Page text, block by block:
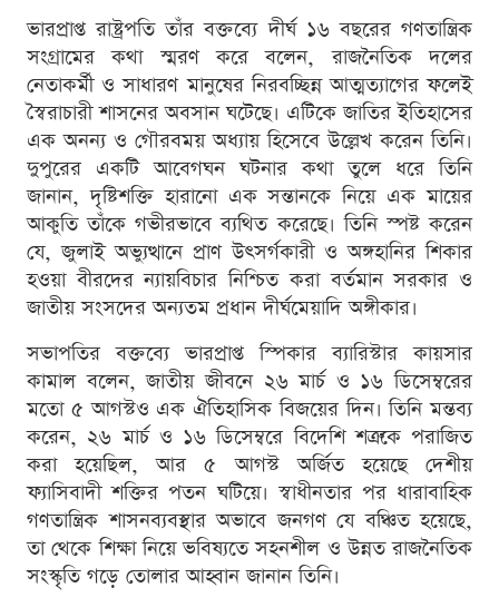
ভারপ্রাপ্ত রাষ্ট্রপতি তাঁর বক্তব্যে দীর্ঘ ১৬ বছরের গণতান্ত্রিক
সংগ্রামের কথা স্মরণ করে বলেন, রাজনৈতিক দলের
নেতাকর্মী ও সাধারণ মানুষের নিরবচ্ছিন্ন আত্মত্যাগের ফলেই
স্বৈরাচারী শাসনের অবসান ঘটেছে। এটিকে জাতির ইতিহাসের
এক অনন্য ও গৌরবময় অধ্যায় হিসেবে উল্লেখ করেন তিনি।
দুপুরের একটি আবেগঘন ঘটনার কথা তুলে ধরে তিনি
জানান, দৃষ্টিশক্তি হারানো এক সন্তানকে নিয়ে এক মায়ের
আকুতি তাঁকে গভীরভাবে ব্যথিত করেছে। তিনি স্পষ্ট করেন
যে, জুলাই অভ্যুত্থানে প্রাণ উৎসর্গকারী ও অঙ্গহানির শিকার
হওয়া বীরদের ন্যায়বিচার নিশ্চিত করা বর্তমান সরকার ও
জাতীয় সংসদের অন্যতম প্রধান দীর্ঘমেয়াদি অঙ্গীকার।
সভাপতির বক্তব্যে ভারপ্রাপ্ত স্পিকার ব্যারিস্টার কায়সার
কামাল বলেন, জাতীয় জীবনে ২৬ মার্চ ও ১৬ ডিসেম্বরের
মতো ৫ আগস্টও এক ঐতিহাসিক বিজয়ের দিন। তিনি মন্তব্য
করেন, ২৬ মার্চ ও ১৬ ডিসেম্বরে বিদেশি শত্রুকে পরাজিত
করা হয়েছিল, আর ৫ আগস্ট অর্জিত হয়েছে দেশীয়
ফ্যাসিবাদী শক্তির পতন ঘটিয়ে। স্বাধীনতার পর ধারাবাহিক
গণতান্ত্রিক শাসনব্যবস্থার অভাবে জনগণ যে বঞ্চিত হয়েছে,
তা থেকে শিক্ষা নিয়ে ভবিষ্যতে সহনশীল ও উন্নত রাজনৈতিক
সংস্কৃতি গড়ে তোলার আহ্বান জানান তিনি।